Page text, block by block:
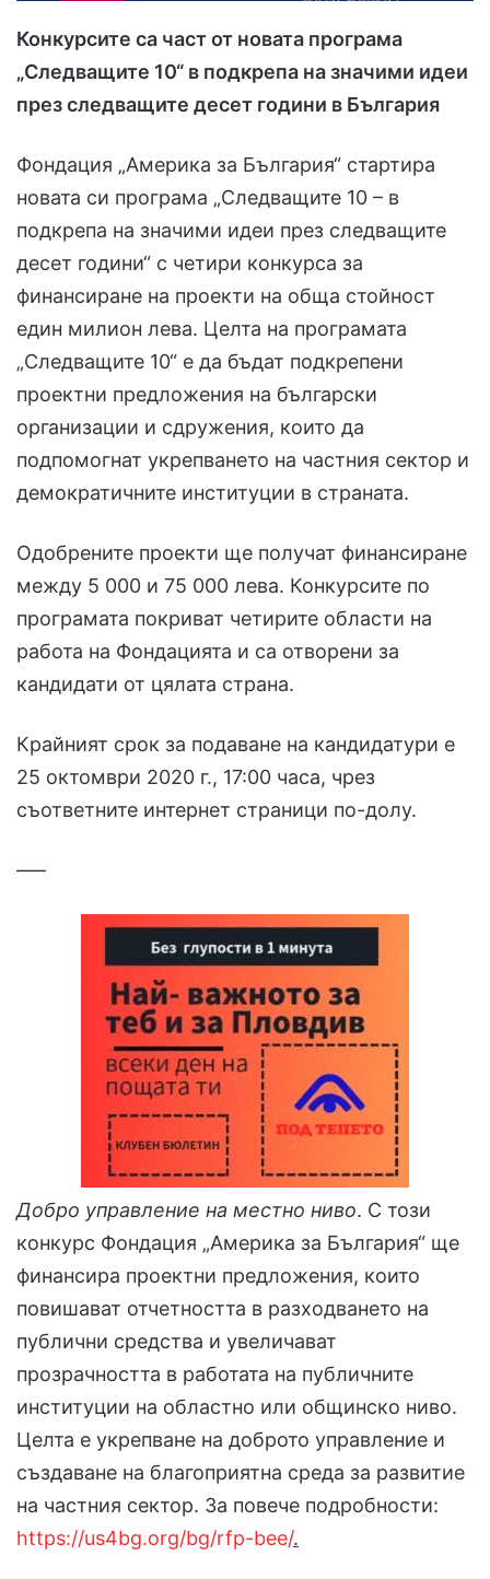
Конкурсите са част от новата програма
„Следващите 10“ в подкрепа на значими идеи
през следващите десет години в България
Фондация „Америка за България“ стартира
новата си програма „Следващите 10 – в
подкрепа на значими идеи през следващите
десет години“ с четири конкурса за
финансиране на проекти на обща стойност
един милион лева. Целта на програмата
„Следващите 10“ е да бъдат подкрепени
проектни предложения на български
организации и сдружения, които да
подпомогнат укрепването на частния сектор и
демократичните институции в страната.
Одобрените проекти ще получат финансиране
между 5 000 и 75 000 лева. Конкурсите по
програмата покриват четирите области на
работа на Фондацията и са отворени за
кандидати от цялата страна.
Крайният срок за подаване на кандидатури е
25 октомври 2020 г., 17:00 часа, чрез
съответните интернет страници по-долу.
–––
Добро управление на местно ниво. С този
конкурс Фондация „Америка за България“ ще
финансира проектни предложения, които
повишават отчетността в разходването на
публични средства и увеличават
прозрачността в работата на публичните
институции на областно или общинско ниво.
Целта е укрепване на доброто управление и
създаване на благоприятна среда за развитие
на частния сектор. За повече подробности:
https://us4bg.org/bg/rfp-bee/.